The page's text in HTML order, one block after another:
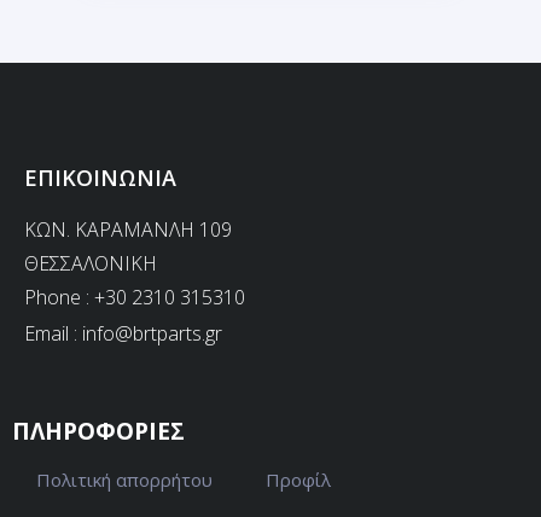
ΕΠΙΚΟΙΝΩΝΙΑ
ΚΩΝ. ΚΑΡΑΜΑΝΛΗ 109
ΘΕΣΣΑΛΟΝΙΚΗ
Phone : +30 2310 315310
Email : info@brtparts.gr
ΠΛΗΡΟΦΟΡΙΕΣ
Πολιτική απορρήτου Προφίλ